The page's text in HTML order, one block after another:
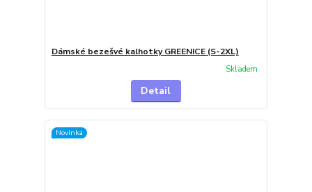
Dámské bezešvé kalhotky GREENICE (S-2XL)
Skladem
Detail
Novinka